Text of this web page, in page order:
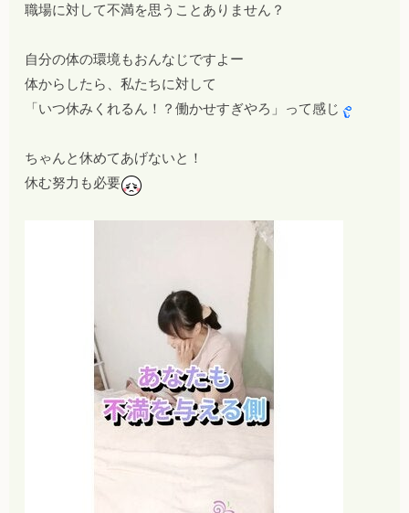
職場に対して不満を思うことありません？
自分の体の環境もおんなじですよー
体からしたら、私たちに対して
「いつ休みくれるん！？働かせすぎやろ」って感じ
ちゃんと休めてあげないと！
休む努力も必要